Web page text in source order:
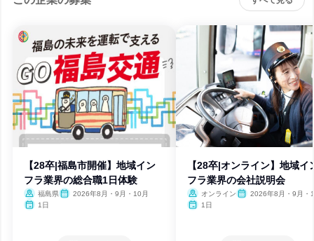
【28卒|福島市開催】地域イン
フラ業界の総合職1日体験
福島県
2026年8月・9月・10月
1日
【28卒|オンライン】地域イ
フラ業界の会社説明会
オンライン
2026年8月・9月・
1日